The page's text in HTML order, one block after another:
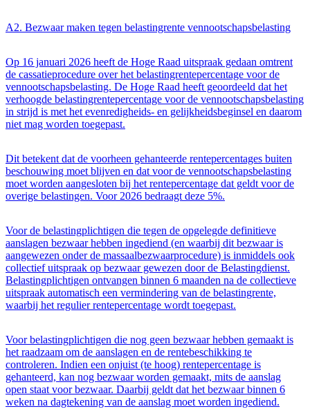
A2. Bezwaar maken tegen belastingrente vennootschapsbelasting
Op 16 januari 2026 heeft de Hoge Raad uitspraak gedaan omtrent
de cassatieprocedure over het belastingrentepercentage voor de
vennootschapsbelasting. De Hoge Raad heeft geoordeeld dat het
verhoogde belastingrentepercentage voor de vennootschapsbelasting
in strijd is met het evenredigheids- en gelijkheidsbeginsel en daarom
niet mag worden toegepast.
Dit betekent dat de voorheen gehanteerde rentepercentages buiten
beschouwing moet blijven en dat voor de vennootschapsbelasting
moet worden aangesloten bij het rentepercentage dat geldt voor de
overige belastingen. Voor 2026 bedraagt deze 5%.
Voor de belastingplichtigen die tegen de opgelegde definitieve
aanslagen bezwaar hebben ingediend (en waarbij dit bezwaar is
aangewezen onder de massaalbezwaarprocedure) is inmiddels ook
collectief uitspraak op bezwaar gewezen door de Belastingdienst.
Belastingplichtigen ontvangen binnen 6 maanden na de collectieve
uitspraak automatisch een vermindering van de belastingrente,
waarbij het regulier rentepercentage wordt toegepast.
Voor belastingplichtigen die nog geen bezwaar hebben gemaakt is
het raadzaam om de aanslagen en de rentebeschikking te
controleren. Indien een onjuist (te hoog) rentepercentage is
gehanteerd, kan nog bezwaar worden gemaakt, mits de aanslag
open staat voor bezwaar. Daarbij geldt dat het bezwaar binnen 6
weken na dagtekening van de aanslag moet worden ingediend.